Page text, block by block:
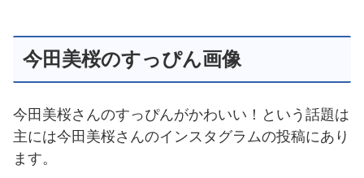
今田美桜のすっぴん画像
今田美桜さんのすっぴんがかわいい！という話題は
主には今田美桜さんのインスタグラムの投稿にあり
ます。